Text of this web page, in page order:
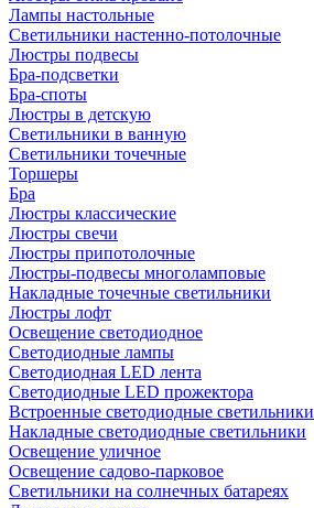
Лампы настольные
Светильники настенно-потолочные
Люстры подвесы
Бра-подсветки
Бра-споты
Люстры в детскую
Светильники в ванную
Светильники точечные
Торшеры
Бра
Люстры классические
Люстры свечи
Люстры припотолочные
Люстры-подвесы многоламповые
Накладные точечные светильники
Люстры лофт
Освещение светодиодное
Светодиодные лампы
Светодиодная LED лента
Светодиодные LED прожектора
Встроенные светодиодные светильники
Накладные светодиодные светильники
Освещение уличное
Освещение садово-парковое
Светильники на солнечных батареях